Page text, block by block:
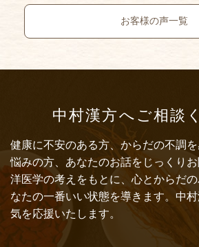
お客様の声一覧
中村漢方へご相談
健康に不安のある方、からだの不調
悩みの方、あなたのお話をじっくり
洋医学の考えをもとに、心とからだ
なたの一番いい状態を導きます。中
気を応援いたします。